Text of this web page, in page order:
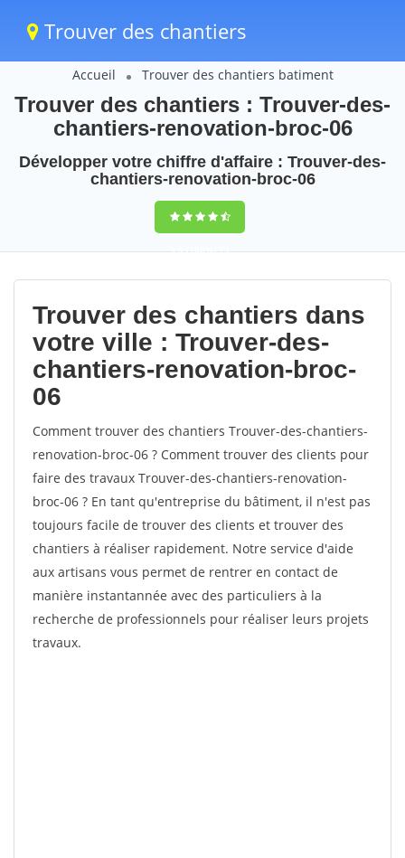
Trouver des chantiers
Accueil Trouver des chantiers batiment
Trouver des chantiers : Trouver-des-
chantiers-renovation-broc-06
Développer votre chiffre d'affaire : Trouver-des-
chantiers-renovation-broc-06
9,5(100%)73
votes
Trouver des chantiers dans
votre ville : Trouver-des-
chantiers-renovation-broc-
06
Comment trouver des chantiers Trouver-des-chantiers-
renovation-broc-06 ? Comment trouver des clients pour
faire des travaux Trouver-des-chantiers-renovation-
broc-06 ? En tant qu'entreprise du bâtiment, il n'est pas
toujours facile de trouver des clients et trouver des
chantiers à réaliser rapidement. Notre service d'aide
aux artisans vous permet de rentrer en contact de
manière instantannée avec des particuliers à la
recherche de professionnels pour réaliser leurs projets
travaux.